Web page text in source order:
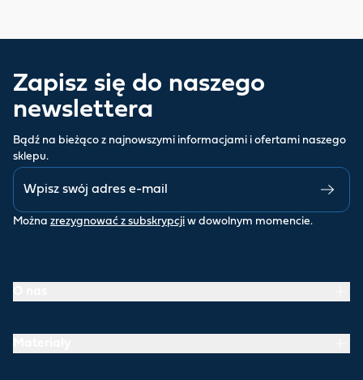
Zapisz się do naszego
newslettera
Bądź na bieżąco z najnowszymi informacjami i ofertami naszego
sklepu.
Można zrezygnować z subskrypcji w dowolnym momencie.